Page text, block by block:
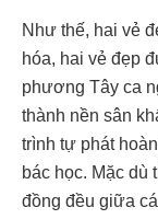
Như thế, hai vẻ
hóa, hai vẻ đẹp
phương Tây ca
thành nền sân
trình tự phát
bác học. Mặc dù
đồng đều giữa